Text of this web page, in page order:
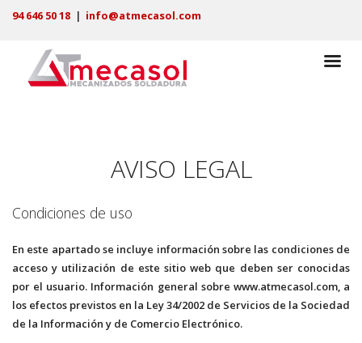
94 646 50 18 | info@atmecasol.com
AVISO LEGAL
Condiciones de uso
En este apartado se incluye información sobre las condiciones de
acceso y utilización de este sitio web que deben ser conocidas
por el usuario. Información general sobre www.atmecasol.com, a
los efectos previstos en la Ley 34/2002 de Servicios de la Sociedad
de la Información y de Comercio Electrónico.